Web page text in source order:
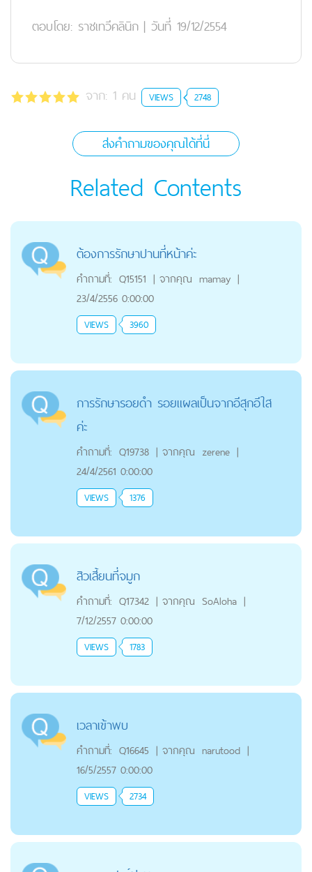
ตอบโดย: ราชเทวีคลินิก | วันที่ 19/12/2554
จาก: 1 คน VIEWS 2748
ส่งคำถามของคุณได้ที่นี่
Related Contents
ต้องการรักษาปานที่หน้าค่ะ
คำถามที่: Q15151 | จากคุณ mamay |
23/4/2556 0:00:00
VIEWS 3960
การรักษารอยดำ รอยแผลเป็นจากอีสุกอีใส
ค่ะ
คำถามที่: Q19738 | จากคุณ zerene |
24/4/2561 0:00:00
VIEWS 1376
สิวเสี้ยนที่จมูก
คำถามที่: Q17342 | จากคุณ SoAloha |
7/12/2557 0:00:00
VIEWS 1783
เวลาเข้าพบ
คำถามที่: Q16645 | จากคุณ narutood |
16/5/2557 0:00:00
VIEWS 2734